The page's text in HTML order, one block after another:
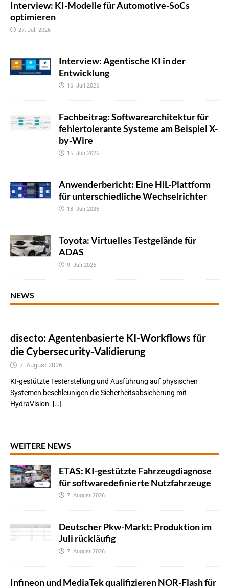
Interview: KI-Modelle für Automotive-SoCs
optimieren
27. Juli 2026
Interview: Agentische KI in der
Entwicklung
16. Juli 2026
Fachbeitrag: Softwarearchitektur für
fehlertolerante Systeme am Beispiel X-
by-Wire
15. Juli 2026
Anwenderbericht: Eine HiL-Plattform
für unterschiedliche Wechselrichter
13. Juli 2026
Toyota: Virtuelles Testgelände für
ADAS
9. Juli 2026
NEWS
disecto: Agentenbasierte KI-Workflows für
die Cybersecurity-Validierung
7. August 2026
KI-gestützte Testerstellung und Ausführung auf physischen
Systemen beschleunigen die Sicherheitsabsicherung mit
HydraVision. […]
WEITERE NEWS
ETAS: KI-gestützte Fahrzeugdiagnose
für softwaredefinierte Nutzfahrzeuge
7. August 2026
Deutscher Pkw-Markt: Produktion im
Juli rückläufig
7. August 2026
Infineon und MediaTek qualifizieren NOR-Flash für